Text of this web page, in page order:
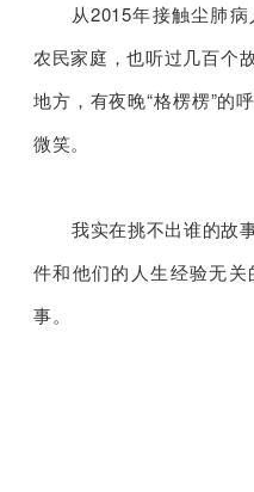
从2015年接触尘肺
农民家庭，也听过几百个故
地方，有夜晚“格楞楞”的
微笑。
我实在挑不出谁的故
件和他们的人生经验无
事。